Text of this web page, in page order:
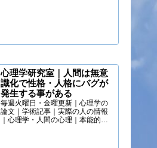
心理学研究室｜人間は無意
識化で性格・人格にバグが
発生する事がある
毎週火曜日・金曜更新｜心理学の
論文｜学術記事｜実際の人の情報
｜心理学・人間の心理｜本能的心